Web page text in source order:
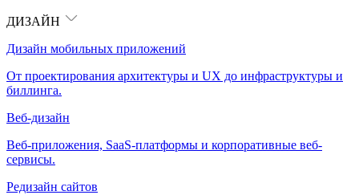
ДИЗАЙН
Дизайн мобильных приложений
От проектирования архитектуры и UX до инфраструктуры и
биллинга.
Веб-дизайн
Веб-приложения, SaaS-платформы и корпоративные веб-
сервисы.
Редизайн сайтов